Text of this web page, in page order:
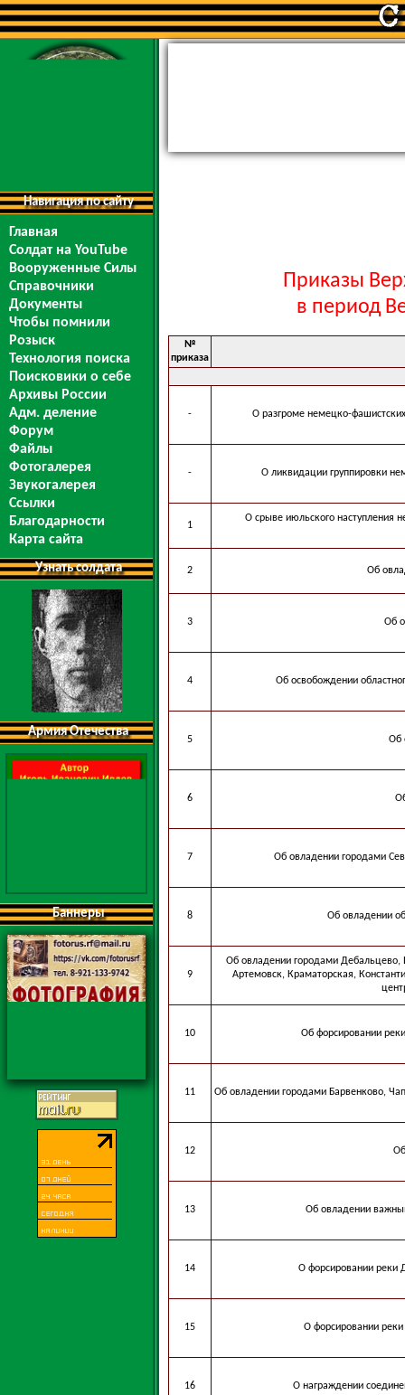
Навигация по сайту
Главная
Солдат на YouTube
Вооруженные Силы
Справочники
Документы
Чтобы помнили
Розыск
Технология поиска
Поисковики о себе
Архивы России
Адм. деление
Форум
Файлы
Фотогалерея
Звукогалерея
Ссылки
Благодарности
Карта сайта
Узнать солдата
Армия Отечества
Баннеры
Приказы
в период
№
приказа
- О разгроме немецко-
- О ликвидации группировки
1
О срыве июльского наступления
2 Об
3 Об
4 Об освобождении
5 Об
6
7 Об овладении городами
8 Об овладении
9
Об овладении городами Дебальцево,
Артемовск, Краматорская,
10 Об форсировании
11 Об овладении городами Барвенково,
12
13 Об овладении
14 О форсировании реки
15 О форсировании
16 О награждении